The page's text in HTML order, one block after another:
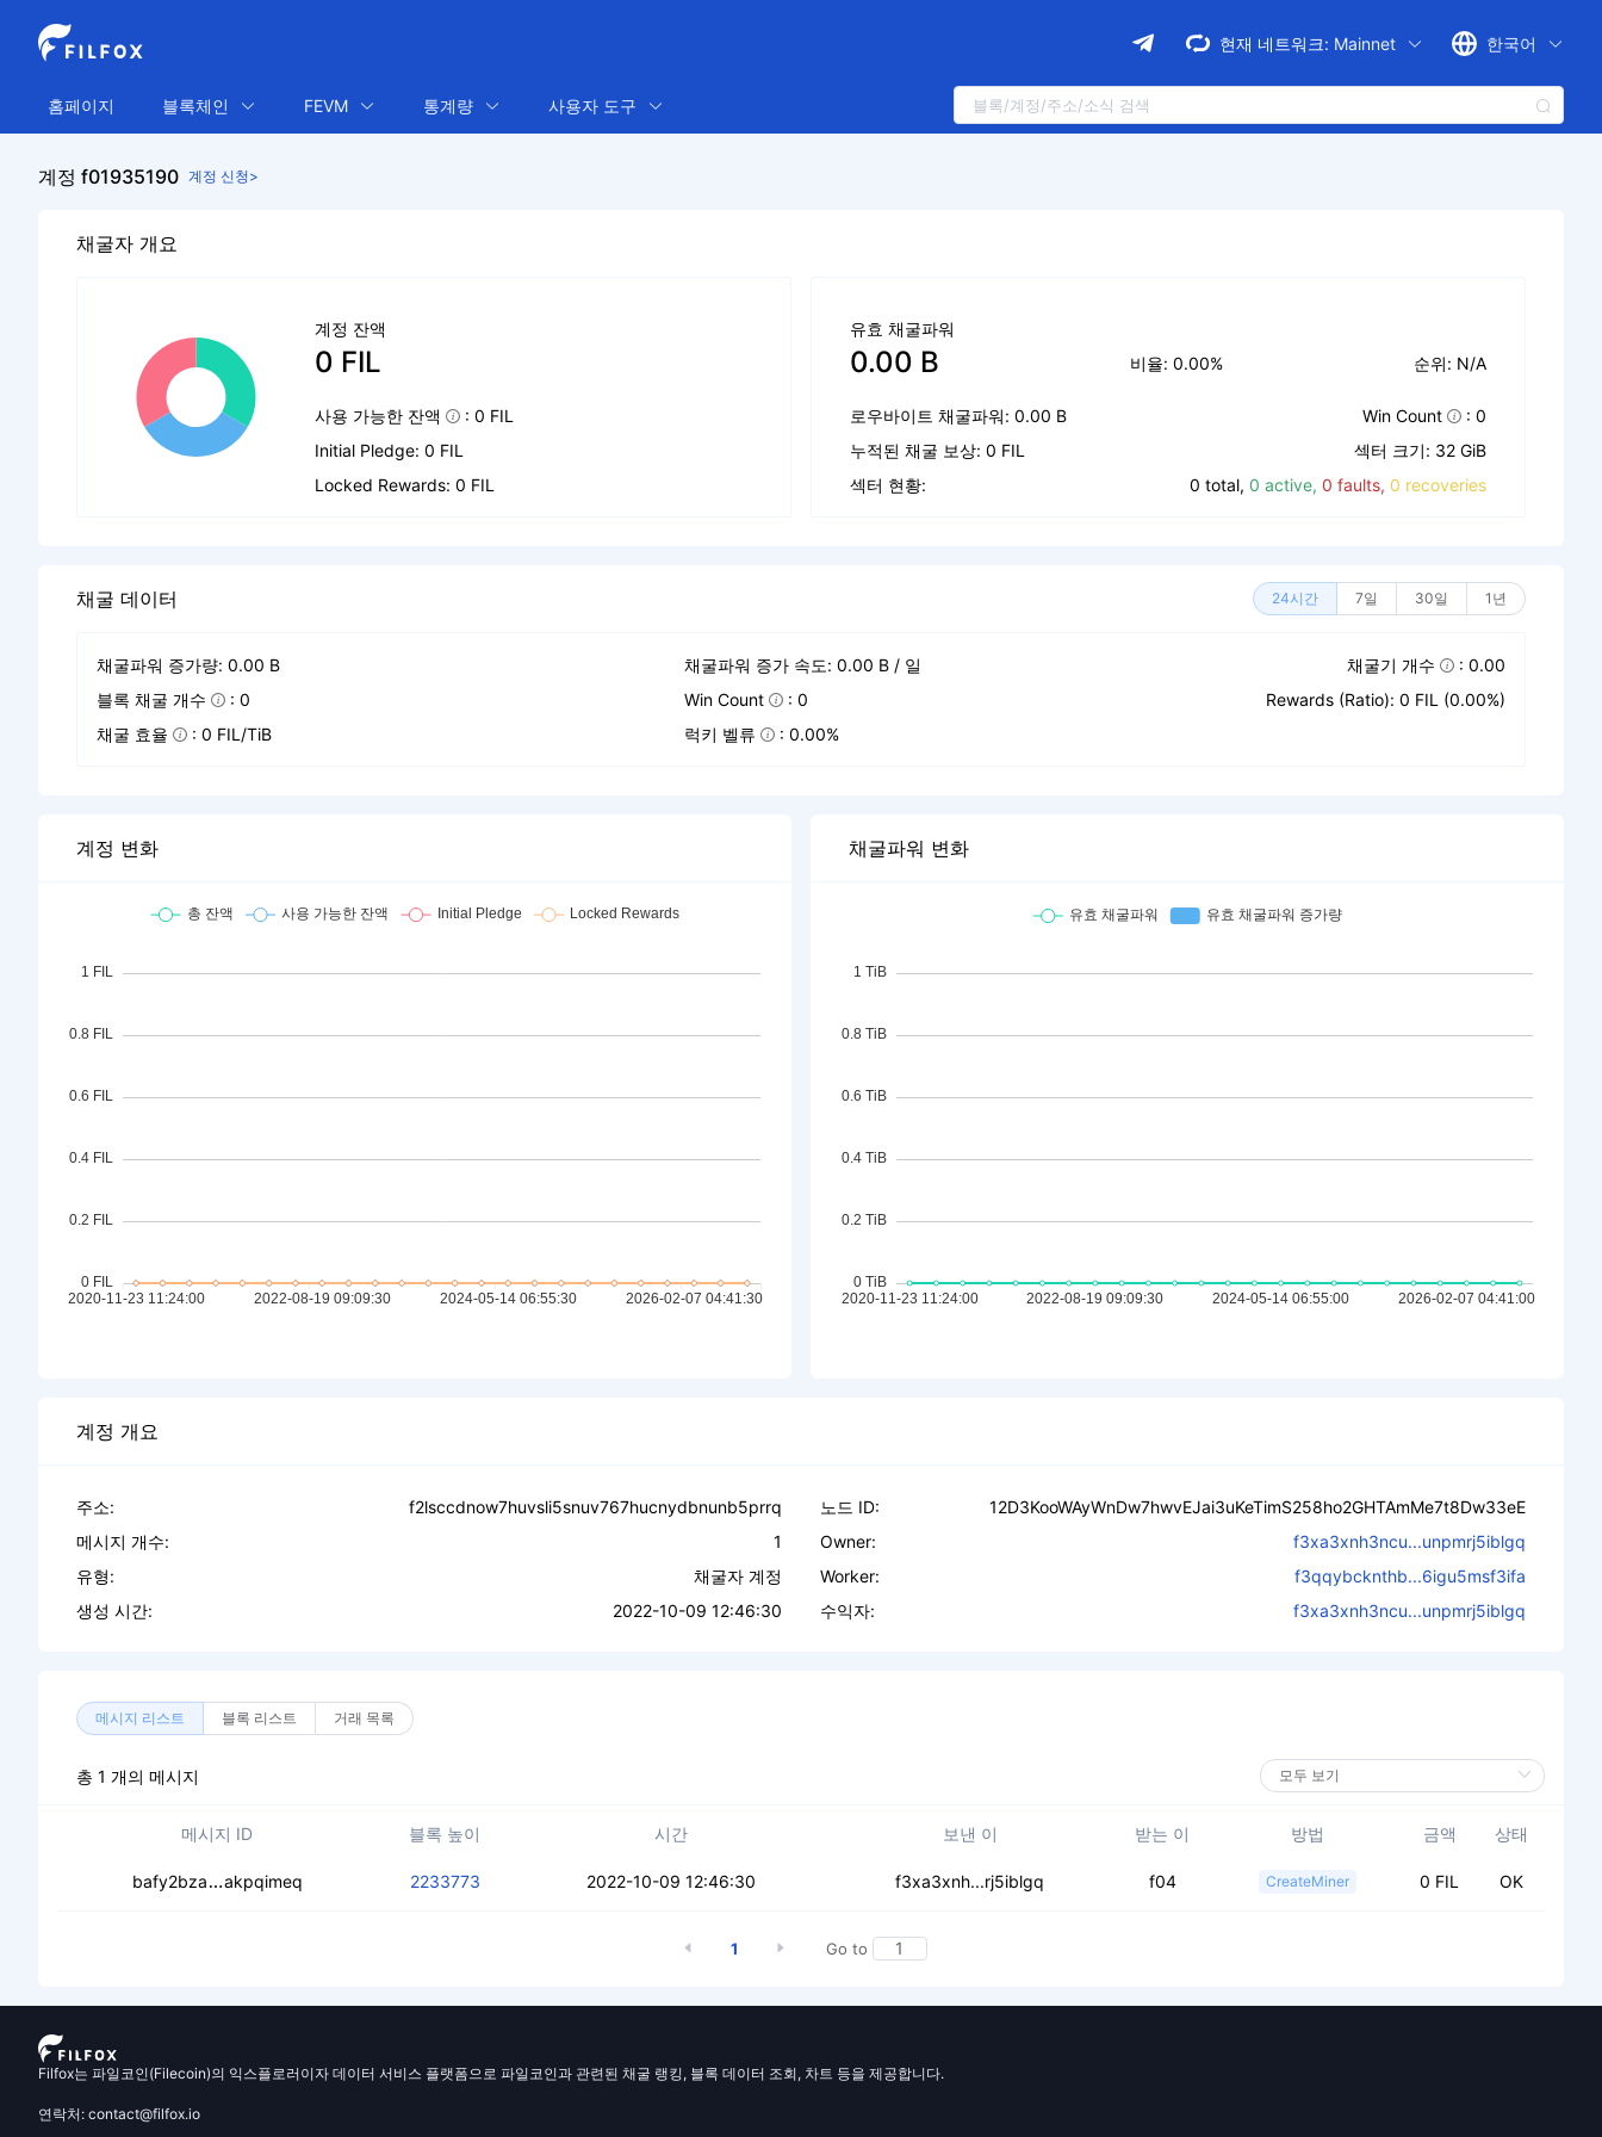
현재 네트워크: Mainnet 한국어
홈페이지 블록체인 FEVM 통계량 사용자 도구
계정 f01935190 계정 신청>
채굴자 개요
계정 잔액
0 FIL
사용 가능한 잔액
: 0 FIL
Initial Pledge: 0 FIL
Locked Rewards: 0 FIL
유효 채굴파워
0.00 B 비율: 0.00% 순위: N/A
로우바이트 채굴파워: 0.00 B Win Count
: 0
누적된 채굴 보상: 0 FIL
섹터 크기: 32 GiB
섹터 현황:
0 total, 0 active, 0 faults, 0 recoveries
채굴 데이터 24시간 7일 30일 1년
채굴파워 증가량: 0.00 B 채굴파워 증가 속도: 0.00 B / 일 채굴기 개수
: 0.00
블록 채굴 개수
: 0 Win Count : 0
Rewards (Ratio): 0 FIL (0.00%)
채굴 효율
: 0 FIL/TiB 럭키 벨류 : 0.00%
계정 변화 채굴파워 변화
계정 개요
주소:
f2lsccdnow7huvsli5snuv767hucnydbnunb5prrq
메시지 개수:
1
유형:
채굴자 계정
생성 시간:
2022-10-09 12:46:30
노드 ID:
12D3KooWAyWnDw7hwvEJai3uKeTimS258ho2GHTAmMe7t8Dw33eE
Owner:
f3xa3xnh3ncu...unpmrj5iblgq
Worker:
f3qqybcknthb...6igu5msf3ifa
수익자:
f3xa3xnh3ncu...unpmrj5iblgq
메시지 리스트 블록 리스트 거래 목록
총 1 개의 메시지
메시지 ID 블록 높이 시간 보낸 이 받는 이 방법 금액 상태
bafy2bza cebe6wtp654fm6n5vpebynkhkep3aas74mxbfxeopkudi7
akpqimeq 2233773 2022-10-09 12:46:30 f3xa3xnh...rj5iblgq f04 CreateMiner 0 FIL OK
1 Go to
Filfox는 파일코인(Filecoin)의 익스플로러이자 데이터 서비스 플랫폼으로 파일코인과 관련된 채굴 랭킹, 블록 데이터 조회, 차트 등을 제공합니다.
연락처: contact@filfox.io